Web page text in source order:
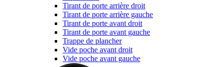
Tirant de porte arrière droit
Tirant de porte arrière gauche
Tirant de porte avant droit
Tirant de porte avant gauche
Trappe de plancher
Vide poche avant droit
Vide poche avant gauche